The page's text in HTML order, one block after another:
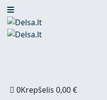
0Krepšelis0,00€